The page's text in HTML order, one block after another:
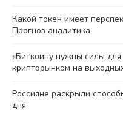
Какой токен имеет
Прогноз аналитика
«Биткоину нужны силы
крипторынком на
Россияне раскрыли
дня